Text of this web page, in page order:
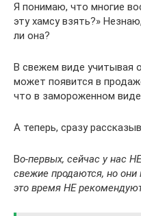
Я понимаю, что многие
эту хамсу взять?»
ли она?
В свежем виде учитывая
может появится в
что в замороженном
А теперь, сразу
Во-первых, сейчас у нас
свежие продаются, но
это время НЕ